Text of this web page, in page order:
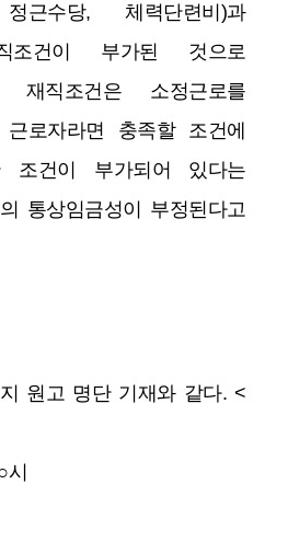
근수당, 체력단련비)과
조건이 부가된 것으로
재직조건은 소정근로를
로자라면 충족할 조건에
조건이 부가되어 있다는
통상임금성이 부정된다고
원고 명단 기재와 같다. <